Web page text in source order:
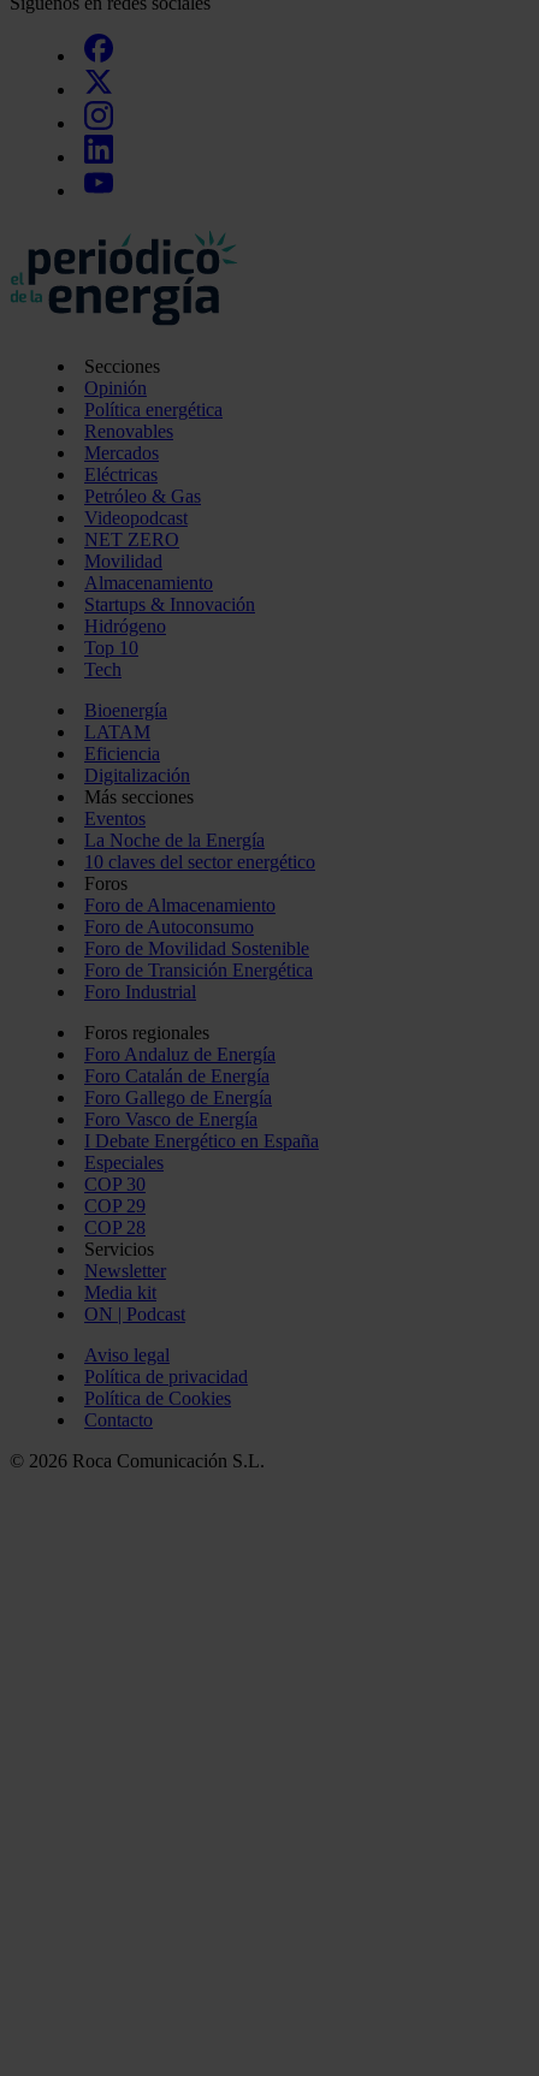
Secciones
Opinión
Política energética
Renovables
Mercados
Eléctricas
Petróleo & Gas
Videopodcast
NET ZERO
Movilidad
Almacenamiento
Startups & Innovación
Hidrógeno
Top 10
Tech
Bioenergía
LATAM
Eficiencia
Digitalización
Más secciones
Eventos
La Noche de la Energía
10 claves del sector energético
Foros
Foro de Almacenamiento
Foro de Autoconsumo
Foro de Movilidad Sostenible
Foro de Transición Energética
Foro Industrial
Foros regionales
Foro Andaluz de Energía
Foro Catalán de Energía
Foro Gallego de Energía
Foro Vasco de Energía
I Debate Energético en España
Especiales
COP 30
COP 29
COP 28
Servicios
Newsletter
Media kit
ON | Podcast
Aviso legal
Política de privacidad
Política de Cookies
Contacto
© 2026 Roca Comunicación S.L.